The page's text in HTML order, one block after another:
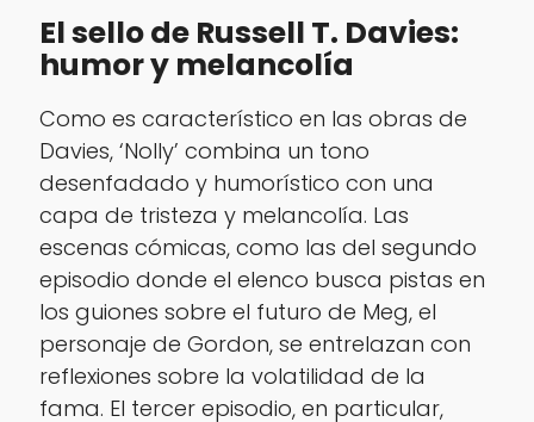
El sello de Russell T. Davies:
humor y melancolía
Como es característico en las obras de
Davies, ‘Nolly’ combina un tono
desenfadado y humorístico con una
capa de tristeza y melancolía. Las
escenas cómicas, como las del segundo
episodio donde el elenco busca pistas en
los guiones sobre el futuro de Meg, el
personaje de Gordon, se entrelazan con
reflexiones sobre la volatilidad de la
fama. El tercer episodio, en particular,